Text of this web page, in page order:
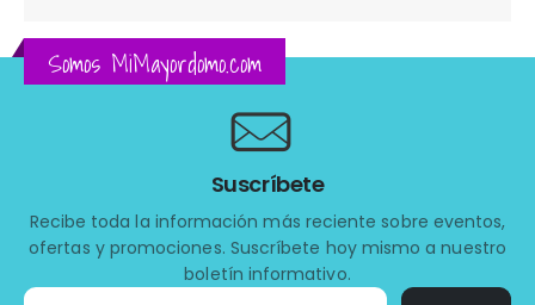
Somos MiMayordomo.com
Suscríbete
Recibe toda la información más reciente sobre eventos,
ofertas y promociones. Suscríbete hoy mismo a nuestro
boletín informativo.